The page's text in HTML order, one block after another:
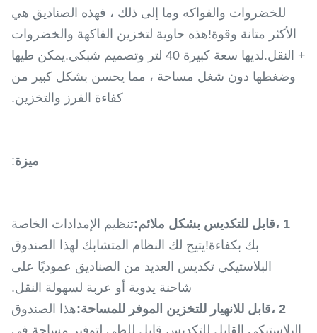
للخضروات والفواكه وما إلى ذلك ، فهذه الصناديق هي
الأكثر متانة وقوة!هذه حاوية لتخزين الفاكهة والخضروات
+ النقل.لديها سعة كبيرة 40 لتر وتصميم شبكي.يمكن طيها
وضغطها دون شغل مساحة ، مما يحسن بشكل كبير من
كفاءة الفرز والتخزين.
ميزة:
1 ، قابل للتكديس بشكل ملائم:تنظيم الإمدادات الخاصة
بك بكفاءة!يتيح لك النظام المتشابك لهذا الصندوق
البلاستيكي تكديس العديد من الصناديق عموديًا على
شاحنة يدوية أو عربة لسهولة النقل.
2 ، قابل للانهيار للتخزين الموفر للمساحة:هذا الصندوق
البلاستيكي القابل للتكديس قابل للطي لتوفير مساحة في